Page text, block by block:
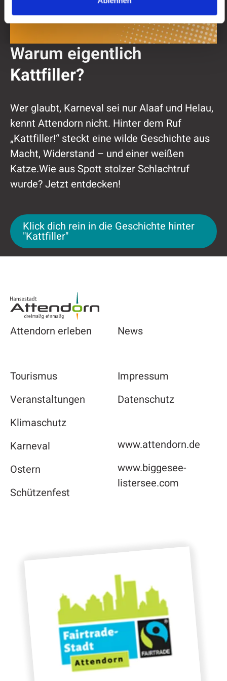
Warum eigentlich
Kattfiller?
Wer glaubt, Karneval sei nur Alaaf und Helau,
kennt Attendorn nicht. Hinter dem Ruf
„Kattfiller!“ steckt eine wilde Geschichte aus
Macht, Widerstand – und einer weißen
Katze.Wie aus Spott stolzer Schlachtruf
wurde? Jetzt entdecken!
Klick dich rein in die Geschichte hinter
Klick dich rein in die Geschichte hinter
"Kattfiller"
Attendorn erleben
Tourismus
Veranstaltungen
Klimaschutz
Karneval
Ostern
Schützenfest
News
Impressum
Datenschutz
www.attendorn.de
www.biggesee-
listersee.com